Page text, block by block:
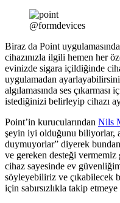
@formdevices
Biraz da Point
cihazınızla ilgili hemen her
evinizde sigara içildiğinde
uygulamadan
algılamasında ses
istediğinizi belirleyip cihazı
Point’in kurucularından Nils
şeyin iyi olduğunu biliyorlar,
duymuyorlar” diyerek
ve gereken desteği
cihaz sayesinde ev
söyleyebiliriz ve çıkabilecek
için sabırsızlıkla takip